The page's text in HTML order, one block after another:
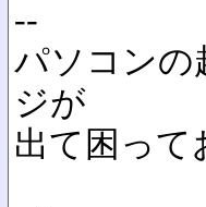
--
パソコンの
ジが
出て困って